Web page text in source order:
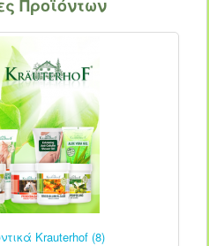
Προϊόντων
Krauterhof (8)